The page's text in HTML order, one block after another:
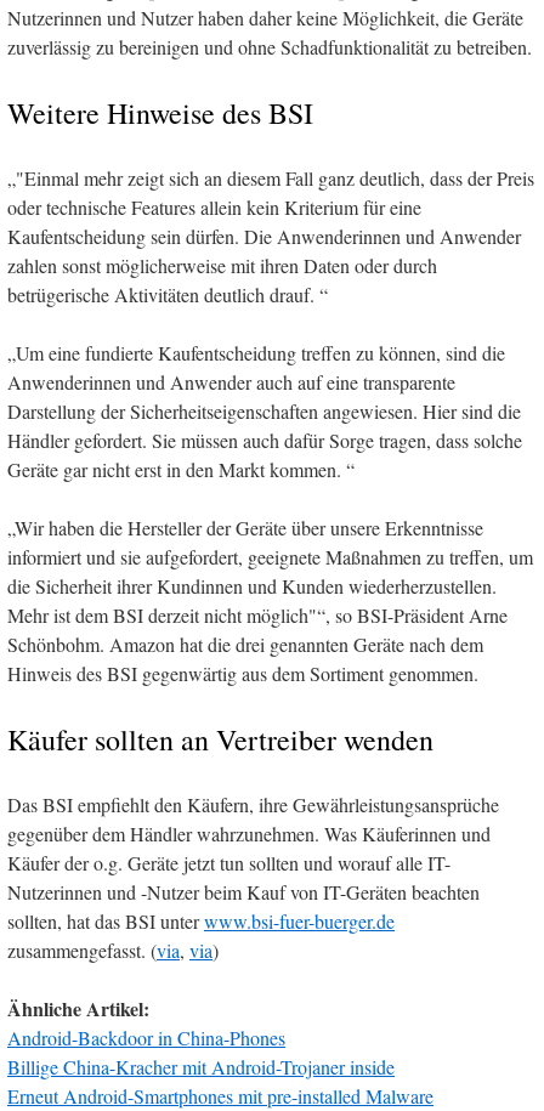
Nutzerinnen und Nutzer haben daher keine Möglichkeit, die Geräte
zuverlässig zu bereinigen und ohne Schadfunktionalität zu betreiben.
Weitere Hinweise des BSI
"Einmal mehr zeigt sich an diesem Fall ganz deutlich, dass der Preis
oder technische Features allein kein Kriterium für eine
Kaufentscheidung sein dürfen. Die Anwenderinnen und Anwender
zahlen sonst möglicherweise mit ihren Daten oder durch
betrügerische Aktivitäten deutlich drauf.
Um eine fundierte Kaufentscheidung treffen zu können, sind die
Anwenderinnen und Anwender auch auf eine transparente
Darstellung der Sicherheitseigenschaften angewiesen. Hier sind die
Händler gefordert. Sie müssen auch dafür Sorge tragen, dass solche
Geräte gar nicht erst in den Markt kommen.
Wir haben die Hersteller der Geräte über unsere Erkenntnisse
informiert und sie aufgefordert, geeignete Maßnahmen zu treffen, um
die Sicherheit ihrer Kundinnen und Kunden wiederherzustellen.
Mehr ist dem BSI derzeit nicht möglich" , so BSI-Präsident Arne
Schönbohm. Amazon hat die drei genannten Geräte nach dem
Hinweis des BSI gegenwärtig aus dem Sortiment genommen.
Käufer sollten an Vertreiber wenden
Das BSI empfiehlt den Käufern, ihre Gewährleistungsansprüche
gegenüber dem Händler wahrzunehmen. Was Käuferinnen und
Käufer der o.g. Geräte jetzt tun sollten und worauf alle IT-
Nutzerinnen und -Nutzer beim Kauf von IT-Geräten beachten
sollten, hat das BSI unterwww.bsi-fuer-buerger.de
zusammengefasst. (via, via)
Ähnliche Artikel:
Android-Backdoor in China-Phones
Billige China-Kracher mit Android-Trojaner inside
Erneut Android-Smartphones mit pre-installed Malware